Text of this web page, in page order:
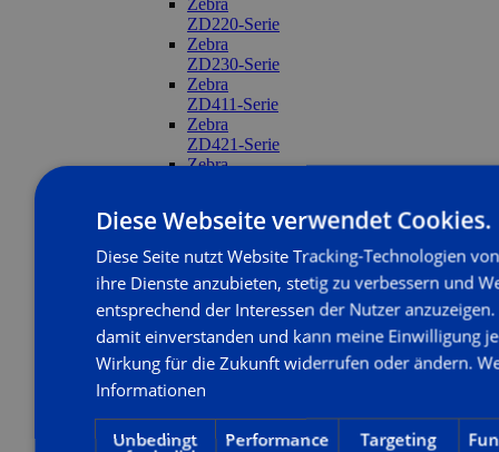
ZD220-Serie
Zebra
ZD230-Serie
Zebra
ZD411-Serie
Zebra
ZD421-Serie
Zebra
S521/S621/S631
Etikettendrucker
▼
TSC
ML240P-
Serie
TSC
MB241-
ZT231-Serie
Diese Webseite verwendet Cookies.
Diese Seite nutzt Website Tracking-Technologien
ihre Dienste anzubieten, stetig zu verbessern und
entsprechend der Interessen der Nutzer
damit einverstanden und kann meine Einwilligung
Wirkung für die Zukunft widerrufen oder ändern.
Informationen
Unbedingt
Performance Targeting